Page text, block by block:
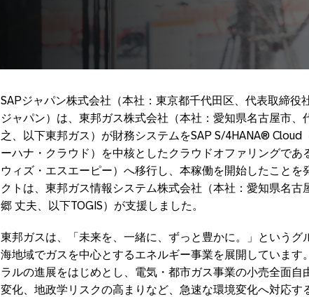
SAPジャパン株式会社（本社：東京都千代田区、代表取締役
ジャパン）は、東邦ガス株式会社（本社：愛知県名古屋市、
之、以下東邦ガス）が財務システムをSAP S/4HANA® Cloud
ーハナ・クラウド）を中核としたクラウドオファリングであ
ウィズ・エスエーピー）へ移行し、本稼働を開始したことを
クトは、東邦ガス情報システム株式会社（本社：愛知県名古
郷 丈夫、以下TOGIS）が支援しました。
東邦ガスは、「未来を、一緒に、ずっと豊かに。」というグ
海地域でガスを中心とするエネルギー事業を展開しています
ラルの進展をはじめとし、電気・都市ガス事業の小売全面自
変化、地政学リスクの高まりなど、急速な環境変化へ対応す